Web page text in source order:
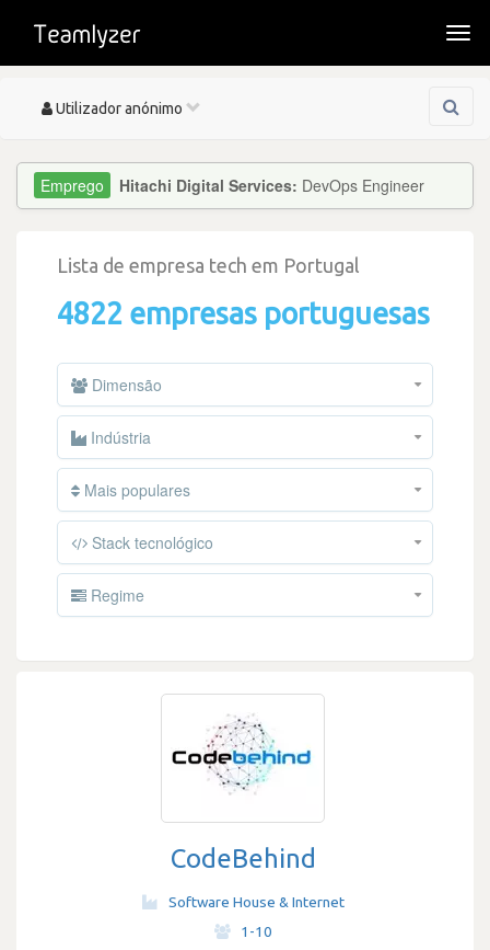
Toggle
Utilizador anónimo
Hitachi Digital Services: DevOps Engineer
Lista de empresa tech em Portugal
4822 empresas portuguesas
Dimensão
Indústria
Mais populares
Stack tecnológico
Regime
CodeBehind
Software House & Internet
1-10